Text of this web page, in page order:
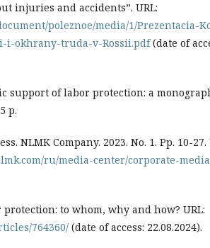
injuries and accidents”. URL:
poleznoe/media/1/Prezentacia-
i-okhrany-truda-v-Rossii.pdf(date of
support of labor protection: a
p.
NLMK Company. 2023. No. 1. Pp. 10-27.
ru/media-center/corporate-
to whom, why and how? URL:
764360/ (date of access: 22.08.2024).